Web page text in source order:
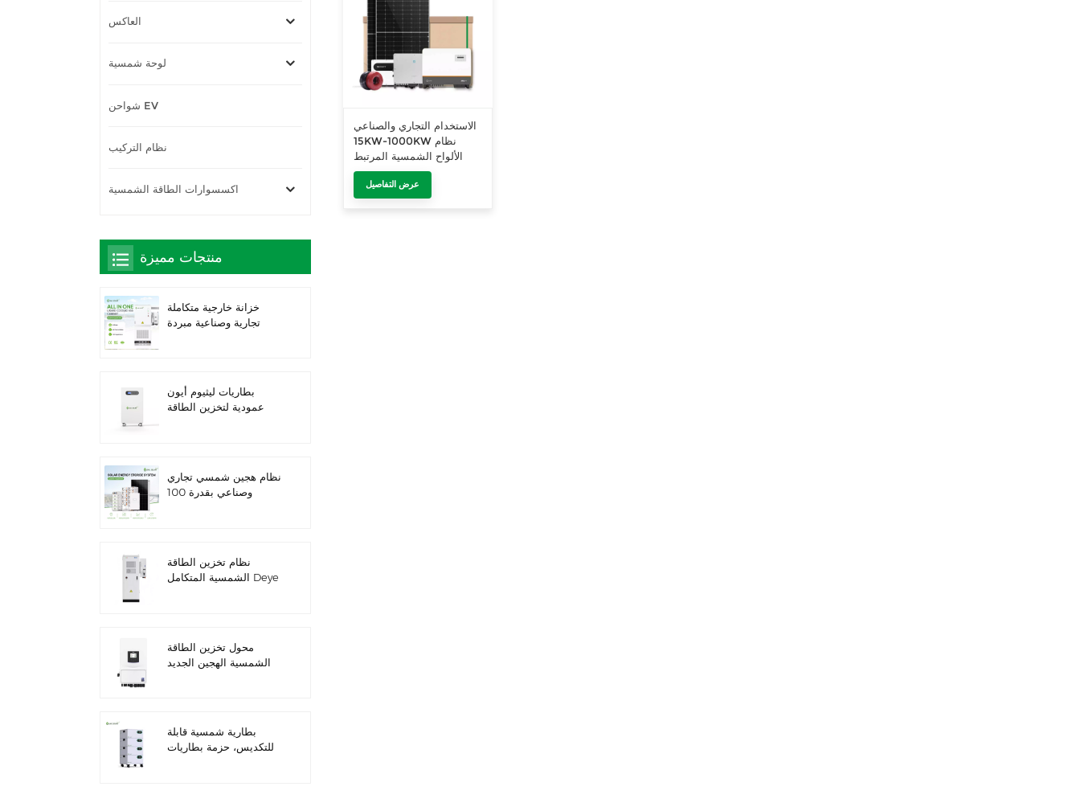
الاستخدام التجاري والصناعي
15KW-1000KW نظام
الألواح الشمسية المرتبط
بالشبكة
عرض التفاصيل
العاكس
لوحة شمسية
شواحن EV
نظام التركيب
اكسسوارات الطاقة الشمسية
منتجات مميزة
خزانة خارجية متكاملة
تجارية وصناعية مبردة
IP66 ESS
بطاريات ليثيوم أيون
عمودية لتخزين الطاقة
نظام هجين شمسي تجاري
وصناعي بقدرة 100
نظام تخزين الطاقة
الشمسية المتكامل Deye
الخارجي، بجهد 51.2 فولت
وسعة 100 أمبير/ساعة.
محول تخزين الطاقة
الشمسية الهجين الجديد
بطارية شمسية قابلة
للتكديس، حزمة بطاريات